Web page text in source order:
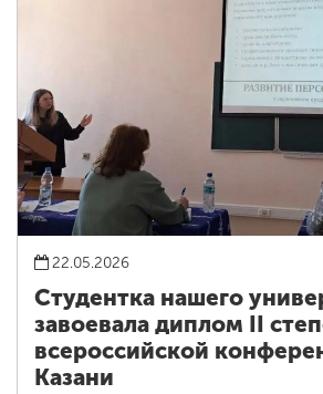
22.05.2026
Студентка нашего
завоевала диплом II
всероссийской
Казани